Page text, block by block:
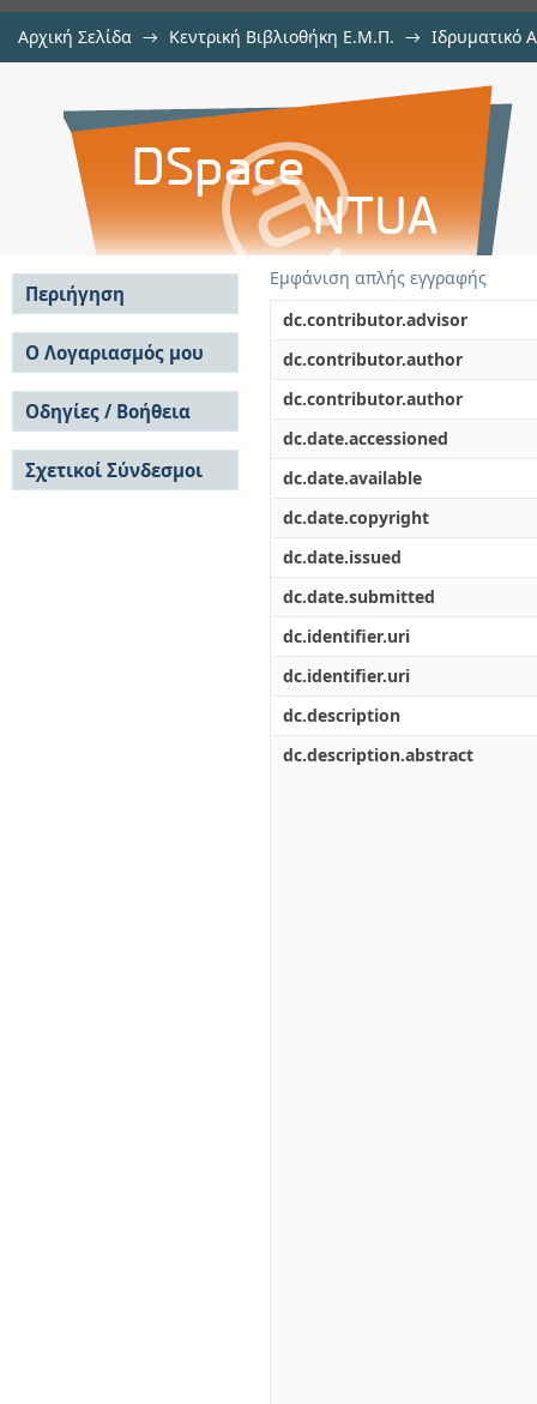
Αρχική Σελίδα → Κεντρική Βιβλιοθήκη Ε.Μ.Π. → Ιδρυματικό
Αυτοματοποιημένη
στροβιλομηχανών με
περιορισμών
Εμφάνιση απλής εγγραφής
dc.contributor.advisor
dc.contributor.author
dc.contributor.author
dc.date.accessioned
dc.date.available
dc.date.copyright
dc.date.issued
dc.date.submitted
dc.identifier.uri
dc.identifier.uri
dc.description
dc.description.abstract
Περιήγηση
Σε όλο το DSpace
Κοινότητες & Συλλογές
Ανά Ημερομηνία
Έκδοσης
Συγγραφείς
Τίτλοι
Θέματα
Ο Λογαριασμός μου
Σύνδεση
Εγγραφή
Οδηγίες / Βοήθεια
Οδηγίες Υποβολής
Οδηγίες Χρήσης ΙΑ
Συχνές Ερωτήσεις
Σχετικοί Σύνδεσμοι